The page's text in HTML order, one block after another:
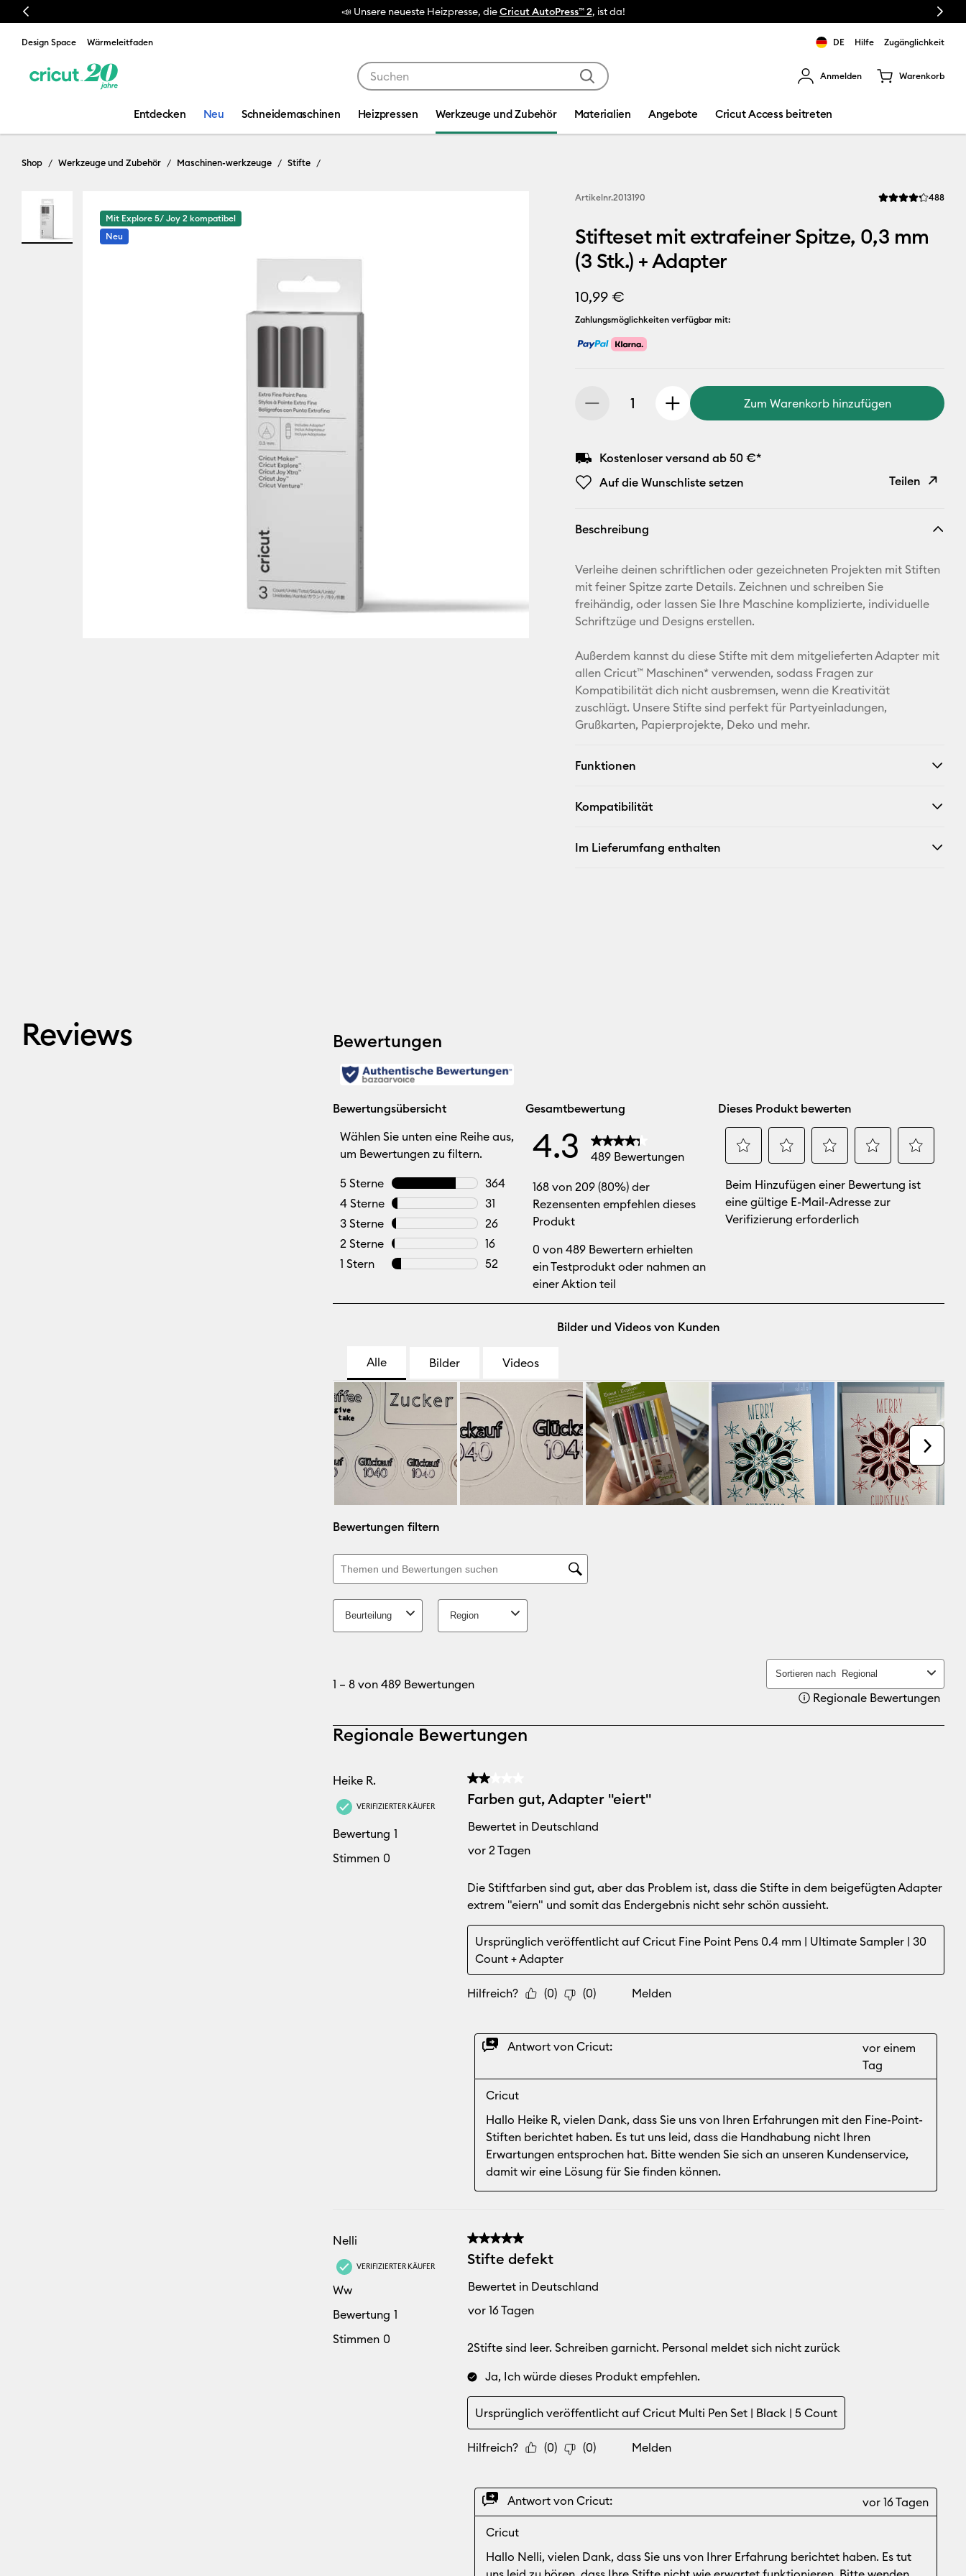
Previous 📣 Unsere neueste Heizpresse, dieCricut AutoPress™ 2, ist da! Next
Design Space Wärmeleitfaden DE Hilfe Zugänglichkeit
Anmelden Warenkorb
Entdecken Neu Schneidemaschinen Heizpressen Werkzeuge und Zubehör Materialien Angebote Cricut Access beitreten
Shop Werkzeuge und Zubehör Maschinen-werkzeuge Stifte
Mit Explore 5/ Joy 2 kompatibel
Neu
Artikelnr.2013190 Die 488
Stifteset mit extrafeiner Spitze, 0,3 mm
(3 Stk.) + Adapter
10,99 €
Zahlungsmöglichkeiten verfügbar mit:
Zum Warenkorb hinzufügen
Kostenloser versand ab 50 €*
Auf die Wunschliste setzen
Teilen
E-Mail-
Adresse
Facebook
X
Beschreibung
Verleihe deinen schriftlichen oder gezeichneten Projekten mit Stiften
mit feiner Spitze zarte Details. Zeichnen und schreiben Sie
freihändig, oder lassen Sie Ihre Maschine komplizierte, individuelle
Schriftzüge und Designs erstellen.
Außerdem kannst du diese Stifte mit dem mitgelieferten Adapter mit
allen Cricut™ Maschinen* verwenden, sodass Fragen zur
Kompatibilität dich nicht ausbremsen, wenn die Kreativität
zuschlägt. Unsere Stifte sind perfekt für Partyeinladungen,
Grußkarten, Papierprojekte, Deko und mehr.
Funktionen
Kompatibilität
Im Lieferumfang enthalten
Reviews